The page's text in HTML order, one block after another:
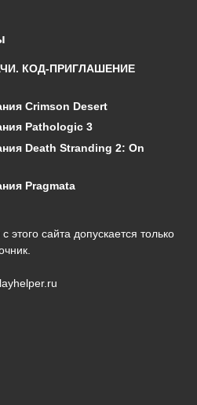
КОД-ПРИГЛАШЕНИЕ
Crimson Desert
Pathologic 3
Death Stranding 2: On
Pragmata
сайта допускается только